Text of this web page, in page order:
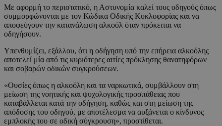
Με αφορμή το περιστατικό, η Αστυνομία καλεί τους οδηγούς όπως
συμμορφώνονται με τον Κώδικα Οδικής Κυκλοφορίας και να
αποφεύγουν την κατανάλωση αλκοόλ όταν πρόκειται να
οδηγήσουν.
Υπενθυμίζει, εξάλλου, ότι η οδήγηση υπό την επήρεια αλκοόλης
αποτελεί μία από τις κυριότερες αιτίες πρόκλησης θανατηφόρων
και σοβαρών οδικών συγκρούσεων.
«Ουσίες όπως η αλκοόλη και τα ναρκωτικά, συμβάλλουν στη
μείωση της νοητικής και ψυχολογικής προσπάθειας που
καταβάλλεται κατά την οδήγηση, καθώς και στη μείωση της
απόδοσης του οδηγού, με αποτέλεσμα να αυξάνεται ο κίνδυνος
εμπλοκής του σε οδική σύγκρουση», προστίθεται.